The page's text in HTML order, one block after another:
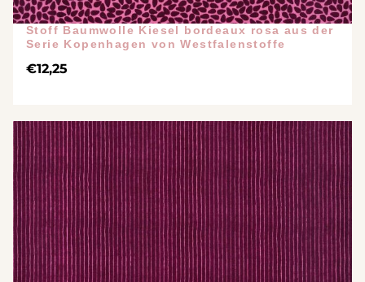
Stoff Baumwolle Kiesel bordeaux rosa aus der
Serie Kopenhagen von Westfalenstoffe
€12,25